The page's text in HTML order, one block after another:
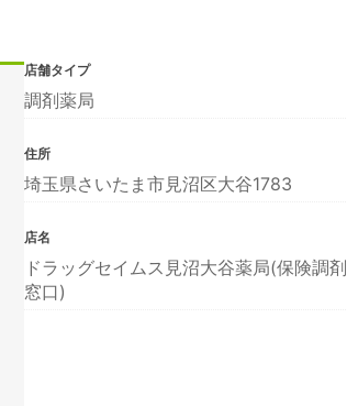
店舗タイプ
調剤薬局
住所
埼玉県さいたま市見沼区大谷1783
店名
ドラッグセイムス見沼大谷薬局(保険調剤
窓口)